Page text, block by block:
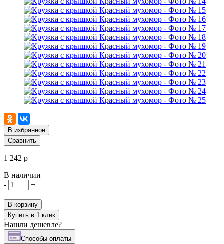
В избранное
Сравнить
1 242 р
В наличии
-
+
В корзину
Купить в 1 клик
Нашли дешевле?
Cпособы оплаты